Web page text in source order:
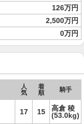
126万円
2,500万円
0万円
人
気
着
順
騎手
17 15
高倉 稜
(53.0kg)